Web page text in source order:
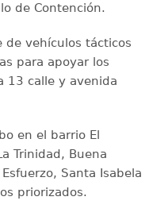
de Contención.
de vehículos tácticos
para apoyar los
13 calle y avenida
en el barrio El
Trinidad, Buena
Santa Isabela
priorizados.